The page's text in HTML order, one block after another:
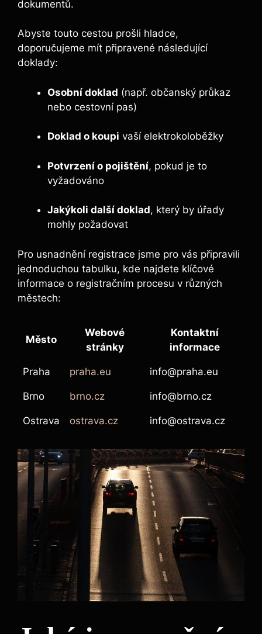
dokumentů.
Abyste touto cestou prošli hladce,
doporučujeme mít připravené následující
doklady:
Osobní doklad (např. občanský průkaz
nebo cestovní pas)
Doklad o koupi vaší elektrokoloběžky
Potvrzení o pojištění, pokud je to
vyžadováno
Jakýkoli další doklad, který by úřady
mohly požadovat
Pro usnadnění registrace jsme pro vás připravili
jednoduchou tabulku, kde najdete klíčové
informace o registračním procesu v různých
městech:
Město
Webové
stránky
Kontaktní
informace
Praha praha.eu info@praha.eu
Brno brno.cz info@brno.cz
Ostrava ostrava.cz info@ostrava.cz